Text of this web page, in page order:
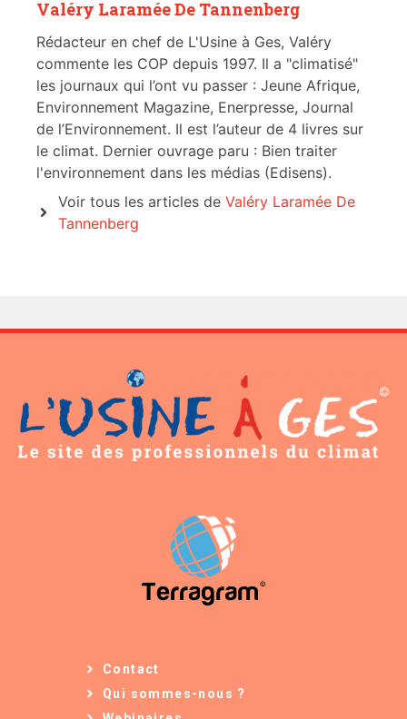
Valéry Laramée De Tannenberg
Rédacteur en chef de L'Usine à Ges, Valéry
commente les COP depuis 1997. Il a "climatisé"
les journaux qui l’ont vu passer : Jeune Afrique,
Environnement Magazine, Enerpresse, Journal
de l’Environnement. Il est l’auteur de 4 livres sur
le climat. Dernier ouvrage paru : Bien traiter
l'environnement dans les médias (Edisens).
Voir tous les articles de Valéry Laramée De
Tannenberg
Contact
Qui sommes-nous ?